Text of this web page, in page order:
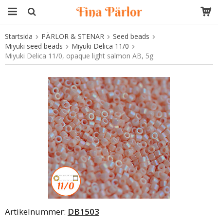
Produkten har blivit tillagd i varukorgen
Startsida PÄRLOR & STENAR
Seed beads
Miyuki seed beads
Miyuki Delica 11/0
Miyuki Delica 11/0, opaque light salmon AB, 5g
Artikelnummer: DB1503